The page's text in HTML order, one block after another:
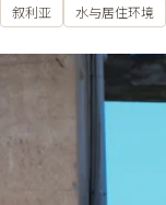
叙利亚 水与居住环境